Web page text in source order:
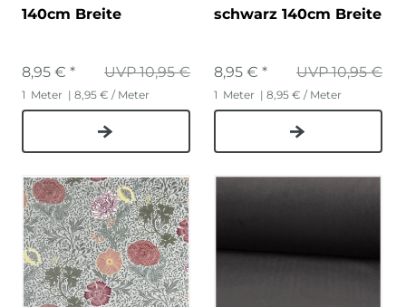
140cm Breite
UVP 10,95 €
8,95 € *
1 Meter | 8,95 € / Meter
schwarz 140cm Breite
UVP 10,95 €
8,95 € *
1 Meter | 8,95 € / Meter